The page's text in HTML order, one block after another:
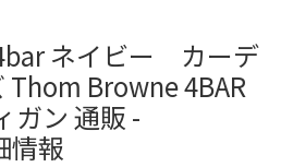
ネイビー カーデ
Browne 4BAR
ガン 通販 -
情報